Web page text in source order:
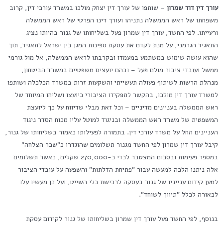
עורך דין דוד שמרון – שותפו של עורך דין יצחק מולכו במשרד עורכי דין, קרוב
משפחתו של ראש הממשלה נתניהו ועורך דינו הפרטי של ראש הממשלה
ורעייתו. לפי החשד, עורך דין שמרון פעל בשליחותו של גנור בהיותו נציג
התאגיד הגרמני, על מנת לקדם את עסקת ספינות המגן בין ישראל לתאגיד, תוך
שהוא עושה שימוש במשתמע במעמדו ובקרבתו לראש הממשלה, אל מול גורמי
ממשל ועובדי ציבור מולם פעל – ובהם יועצים משפטיים במשרד הביטחון,
מנהלת הרשות לשיתוף פעולה תעשייתי והשקעות זרות במשרד הכלכלה ושותפו
למשרד עורך דין מולכו, בהקשר לתפקידו הציבורי כיועצו ושליחו המיוחד של
ראש הממשלה בעניינים מדיניים – וכל זאת מבלי שדיווח על כך ליועצת
המשפטית של משרד ראש הממשלה ובניגוד למוטל עליו מכוח הסדר ניגוד
העניינים החל על משרד עורכי דין. בתמורה לפעילותו כאמור בשליחותו של גנור,
קיבל עורך דין שמרון לפי החשד מגנור תשלומים שהוגדרו כ"שכר הצלחה"
במספר פעימות ובסכום המצטבר לכדי כ-270,000 שקלים, כאשר תשלומים
אלה ניתנו הלכה למעשה עבור "פתיחת הדלתות" והשפעה על עובדי הציבור
למען קידום ענייניו של גנור בעסקה לרכישת כלי השייט, ועל כן מעשיו עלו
לכאורה לכלל "תיווך לשוחד".
בנוסף, לפי החשד פעל עורך דין שמרון בשליחותו של גנור לקידום עסקת